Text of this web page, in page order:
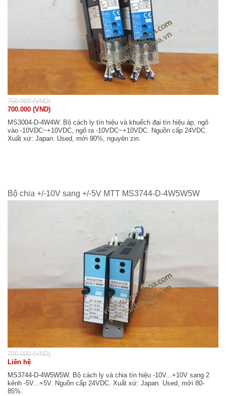
750.000 (VND)
700.000 (VND)
MS3004-D-4W4W. Bộ cách ly tín hiệu và khuếch đại tín hiệu áp, ngõ
vào -10VDC~+10VDC, ngõ ra -10VDC~+10VDC. Nguồn cấp 24VDC.
Xuất xứ: Japan. Used, mới 90%, nguyên zin.
Bộ chia +/-10V sang +/-5V MTT MS3744-D-4W5W5W
700.000 (VND)
Liên hệ
MS3744-D-4W5W5W. Bộ cách ly và chia tín hiệu -10V...+10V sang 2
kênh -5V...+5V. Nguồn cấp 24VDC. Xuất xứ: Japan. Used, mới 80-
85%.